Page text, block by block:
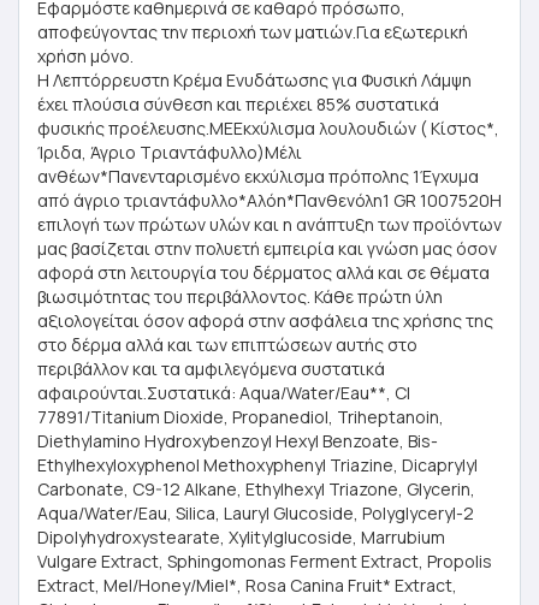
Εφαρμόστε καθημερινά σε καθαρό πρόσωπο,
αποφεύγοντας την περιοχή των ματιών.Για εξωτερική
χρήση μόνο.
Η Λεπτόρρευστη Κρέμα Ενυδάτωσης για Φυσική Λάμψη
έχει πλούσια σύνθεση και περιέχει 85% συστατικά
φυσικής προέλευσης.ΜΕΕκχύλισμα λουλουδιών ( Κίστoς*,
Ίριδα, Άγριο Τριαντάφυλλο)Μέλι
ανθέων*Πανενταρισμένο εκχύλισμα πρόπολης 1Έγχυμα
από άγριο τριαντάφυλλο*Αλόη*Πανθενόλη1 GR 1007520Η
επιλογή των πρώτων υλών και η ανάπτυξη των προϊόντων
μας βασίζεται στην πολυετή εμπειρία και γνώση μας όσον
αφορά στη λειτουργία του δέρματος αλλά και σε θέματα
βιωσιμότητας του περιβάλλοντος. Κάθε πρώτη ύλη
αξιολογείται όσον αφορά στην ασφάλεια της χρήσης της
στο δέρμα αλλά και των επιπτώσεων αυτής στο
περιβάλλον και τα αμφιλεγόμενα συστατικά
αφαιρούνται.Συστατικά: Aqua/Water/Eau**, CI
77891/Titanium Dioxide, Propanediol, Triheptanoin,
Diethylamino Hydroxybenzoyl Hexyl Benzoate, Bis-
Ethylhexyloxyphenol Methoxyphenyl Triazine, Dicaprylyl
Carbonate, C9-12 Alkane, Ethylhexyl Triazone, Glycerin,
Aqua/Water/Eau, Silica, Lauryl Glucoside, Polyglyceryl-2
Dipolyhydroxystearate, Xylitylglucoside, Marrubium
Vulgare Extract, Sphingomonas Ferment Extract, Propolis
Extract, Mel/Honey/Miel*, Rosa Canina Fruit* Extract,